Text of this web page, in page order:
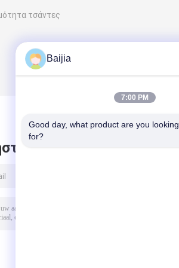
τσάντες
μήνυμα
Baijia
7:00 PM
Good day, what product are you looking
for?